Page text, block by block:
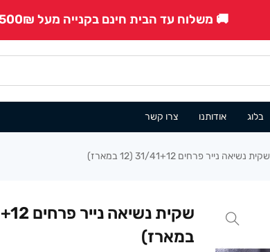
🚚 משלוח עד הבית חינם בקנייה מעל 500₪!
בלוג אודותנו צרו קשר
שקית נשיאה נייר פרחים 31/41+12 (12 במארז)
במארז)